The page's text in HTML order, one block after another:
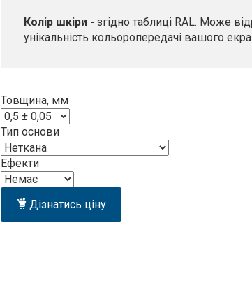
Колір шкіри - згідно таблиці RAL. Може
унікальність кольоропередачі вашого
Товщина, мм
Тип основи
Ефекти
Дізнатись ціну